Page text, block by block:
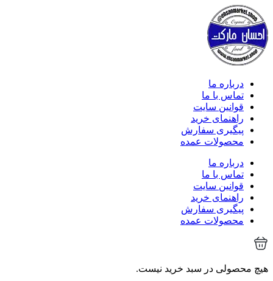
درباره ما
تماس با ما
قوانین سایت
راهنمای خرید
پیگیری سفارش
محصولات عمده
درباره ما
تماس با ما
قوانین سایت
راهنمای خرید
پیگیری سفارش
محصولات عمده
هیچ محصولی در سبد خرید نیست.